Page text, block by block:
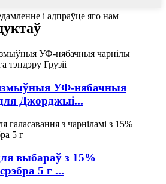
і адпраўце яго нам
УФ-нябачныя
Джорджыі...
выбараў з 15%
5 г ...